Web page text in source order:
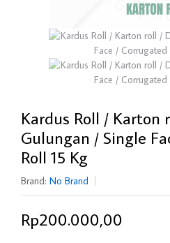
Kardus Roll / Karton
Gulungan / Single
Roll 15 Kg
Brand: No Brand
Rp200.000,00